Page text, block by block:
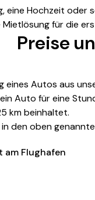
eine Hochzeit oder
für die
Preise
eines Autos aus
Auto für eine
km beinhaltet.
den oben
am Flughafen